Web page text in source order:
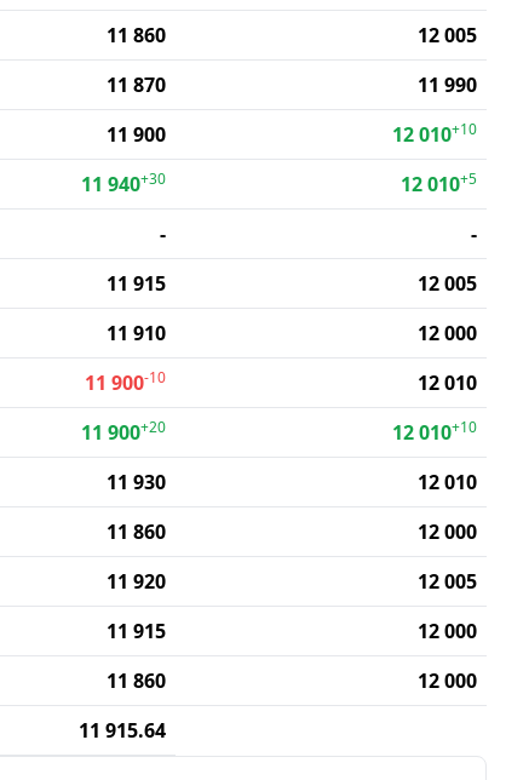
11 860
12 005
11 870
11 990
11 900 12 010+10
11 940+30 12 010+5
-
-
11 915
12 005
11 910
12 000
11 900-10
12 010
11 900+20 12 010+10
11 930
12 010
11 860
12 000
11 920
12 005
11 915
12 000
11 860
12 000
11 915.64